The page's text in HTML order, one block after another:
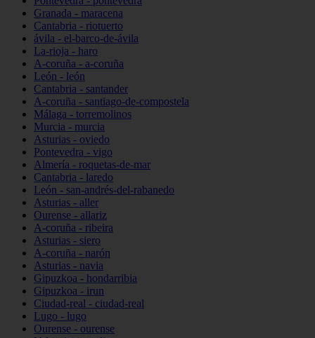
Granada - maracena
Cantabria - riotuerto
ávila - el-barco-de-ávila
La-rioja - haro
A-coruña - a-coruña
León - león
Cantabria - santander
A-coruña - santiago-de-compostela
Málaga - torremolinos
Murcia - murcia
Asturias - oviedo
Pontevedra - vigo
Almería - roquetas-de-mar
Cantabria - laredo
León - san-andrés-del-rabanedo
Asturias - aller
Ourense - allariz
A-coruña - ribeira
Asturias - siero
A-coruña - narón
Asturias - navia
Gipuzkoa - hondarribia
Gipuzkoa - irun
Ciudad-real - ciudad-real
Lugo - lugo
Ourense - ourense